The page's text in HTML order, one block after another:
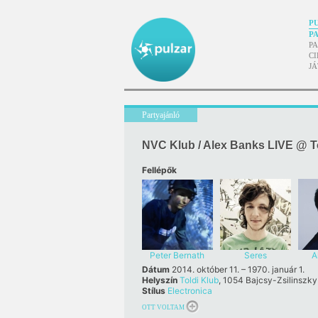
Partyajánló
NVC Klub / Alex Banks LIVE @
Fellépők
Peter Bernath Seres
Dátum 2014. október 11. – 1970. január 1.
Helyszín Toldi Klub, 1054 Bajcsy-
Stílus Electronica
OTT VOLTAM